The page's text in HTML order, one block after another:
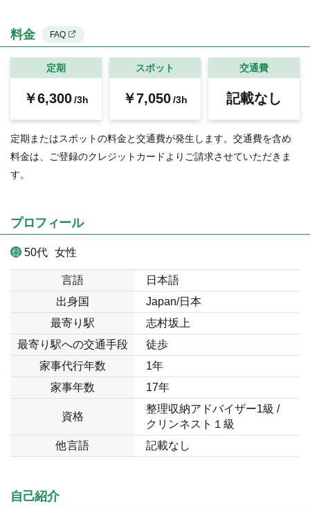
料金 FAQ
定期
￥6,300/3h
スポット
￥7,050/3h
交通費
記載なし
定期またはスポットの料金と交通費が発生します。交通費を含め
料金は、ご登録のクレジットカードよりご請求させていただきま
す。
プロフィール
50代 女性
言語
日本語
出身国
Japan/日本
最寄り駅
志村坂上
最寄り駅への交通手段
徒歩
家事代行年数
1年
家事年数
17年
資格
整理収納アドバイザー1級 /
クリンネスト１級
他言語
記載なし
自己紹介